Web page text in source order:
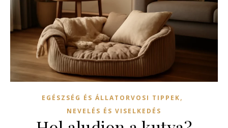
EGÉSZSÉG ÉS ÁLLATORVOSI TIPPEK,
NEVELÉS ÉS VISELKEDÉS